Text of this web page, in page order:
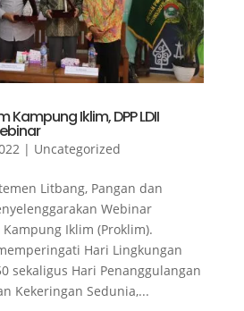
Kampung Iklim, DPP LDII
| Uncategorized
Litbang, Pangan dan
Webinar
Iklim (Proklim).
Hari Lingkungan
sekaligus Hari Penanggulangan
Kekeringan Sedunia,...